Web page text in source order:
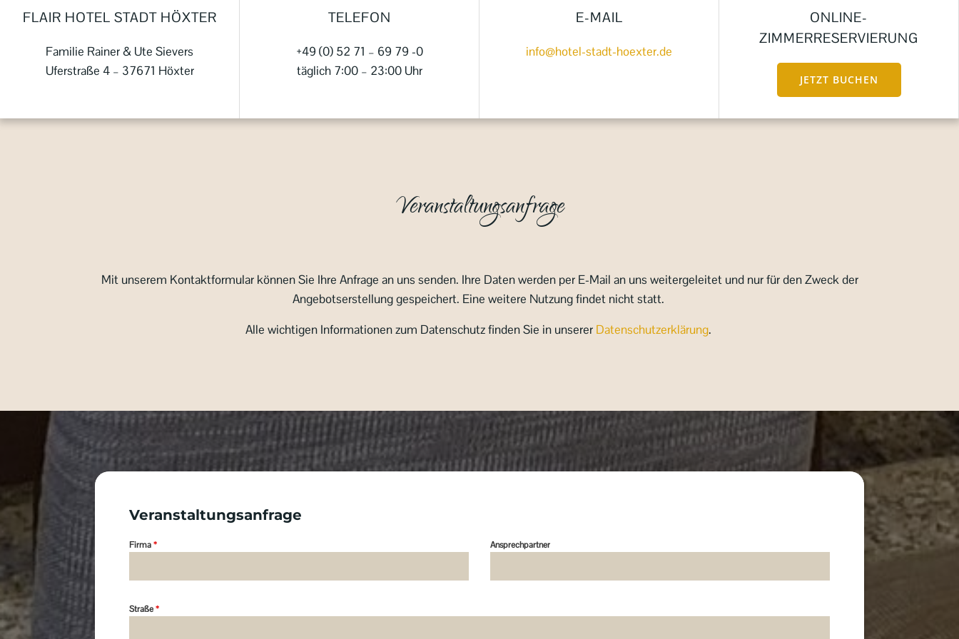
FLAIR HOTEL STADT HÖXTER
Familie Rainer & Ute Sievers
Uferstraße 4 – 37671 Höxter
TELEFON
+49 (0) 52 71 – 69 79 -0
täglich 7:00 – 23:00 Uhr
E-MAIL
info@hotel-stadt-hoexter.de
ONLINE-
ZIMMERRESERVIERUNG
JETZT BUCHEN
Veranstaltungsanfrage
Mit unserem Kontaktformular können Sie Ihre Anfrage an uns senden. Ihre Daten werden per E-Mail an uns weitergeleitet und nur für den Zweck der
Angebotserstellung gespeichert. Eine weitere Nutzung findet nicht statt.
Alle wichtigen Informationen zum Datenschutz finden Sie in unserer Datenschutzerklärung.
Veranstaltungsanfrage
Firma* Ansprechpartner
Straße*